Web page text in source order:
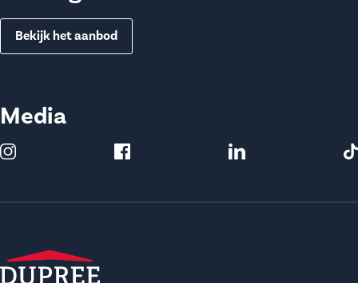
Bekijk het aanbod
Media